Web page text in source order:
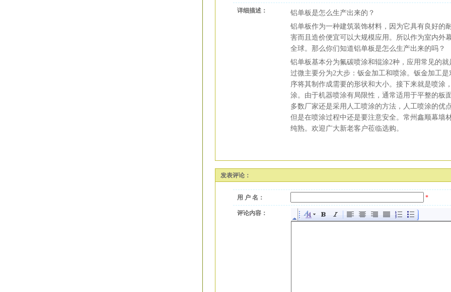
详细描述：
铝单板是怎么生产出来的？
铝单板作为一种建筑装饰材料，因为它具有良好的
害而且造价便宜可以大规模应用。所以作为室内外
全球。那么你们知道铝单板是怎么生产出来的吗？
铝单板基本分为氟碳喷涂和辊涂2种，应用常见的
过微主要分为2大步：钣金加工和喷涂。钣金加工
序将其制作成需要的形状和大小。接下来就是喷涂
涂。由于机器喷涂有局限性，通常适用于平整的板
多数厂家还是采用人工喷涂的方法，人工喷涂的优
但是在喷涂过程中还是要注意安全。常州鑫顺幕墙
纯熟。欢迎广大新老客户莅临选购。
发表评论：
用 户 名： *
评论内容：